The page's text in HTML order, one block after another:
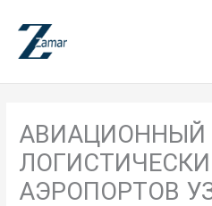
содержимому
АВИАЦИОННЫЙ
АЭРОПОРТОВ